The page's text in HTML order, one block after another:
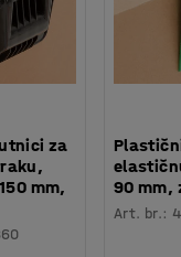
za
mm,
90 mm,
Art. br.: